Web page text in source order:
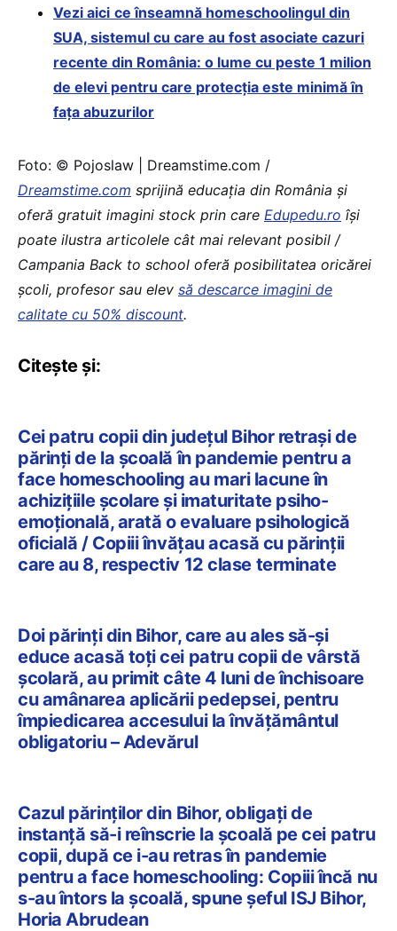
Vezi aici ce înseamnă homeschoolingul din
SUA, sistemul cu care au fost asociate cazuri
recente din România: o lume cu peste 1 milion
de elevi pentru care protecția este minimă în
fața abuzurilor
Foto: © Pojoslaw | Dreamstime.com /
Dreamstime.com sprijină educaţia din România şi
oferă gratuit imagini stock prin care Edupedu.ro îşi
poate ilustra articolele cât mai relevant posibil /
Campania Back to school oferă posibilitatea oricărei
școli, profesor sau elev să descarce imagini de
calitate cu 50% discount.
Citește și:
Cei patru copii din județul Bihor retrași de
părinți de la școală în pandemie pentru a
face homeschooling au mari lacune în
achiziţiile şcolare și imaturitate psiho-
emoţională, arată o evaluare psihologică
oficială / Copiii învățau acasă cu părinții
care au 8, respectiv 12 clase terminate
Doi părinţi din Bihor, care au ales să-şi
educe acasă toţi cei patru copii de vârstă
şcolară, au primit câte 4 luni de închisoare
cu amânarea aplicării pedepsei, pentru
împiedicarea accesului la învățământul
obligatoriu – Adevărul
Cazul părinților din Bihor, obligați de
instanță să-i reînscrie la școală pe cei patru
copii, după ce i-au retras în pandemie
pentru a face homeschooling: Copiii încă nu
s-au întors la școală, spune șeful ISJ Bihor,
Horia Abrudean